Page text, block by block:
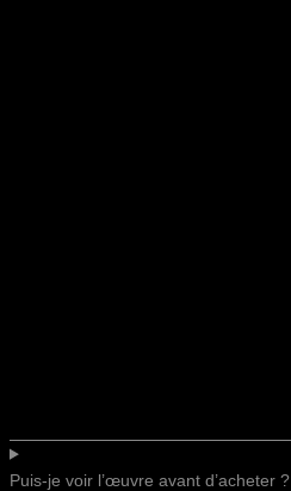
Puis-je voir l’œuvre avant d’acheter ?